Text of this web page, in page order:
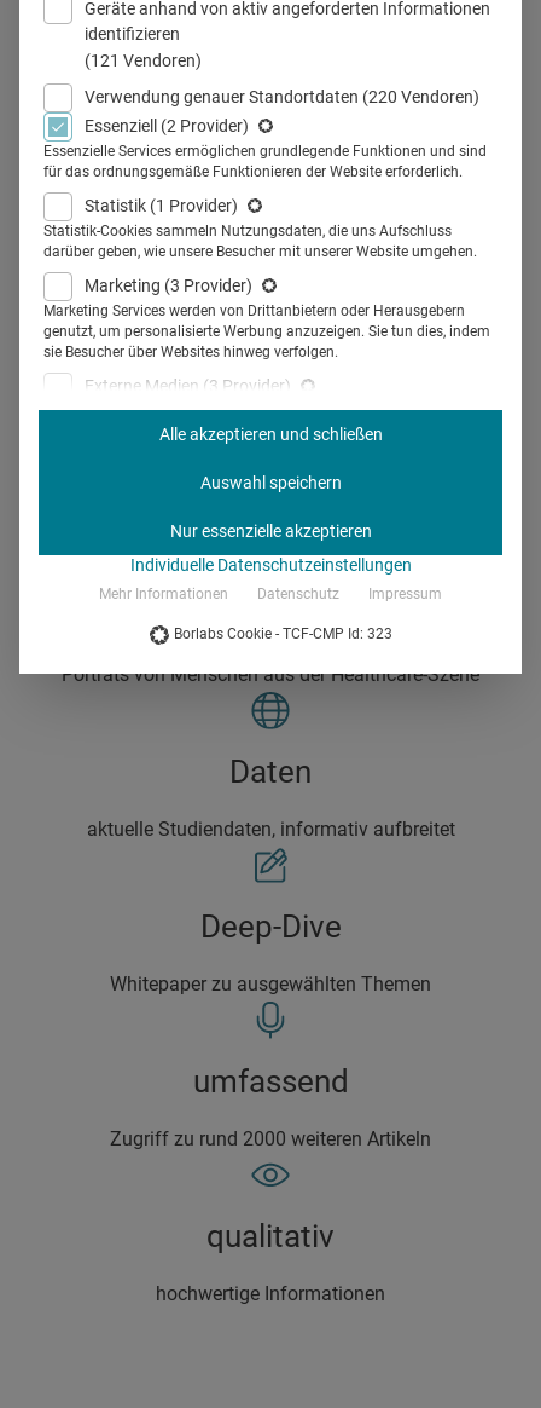
Sie interessieren sich für
Pharmamarketing?
informativ
Hintergrundstorys, Interviews und Case Studys
Daten über die Ärztinnen und Ärzte in Deutschland
persönlich
Porträts von Menschen aus der Healthcare-Szene
Daten
aktuelle Studiendaten, informativ aufbreitet
Deep-Dive
Whitepaper zu ausgewählten Themen
umfassend
Zugriff zu rund 2000 weiteren Artikeln
qualitativ
hochwertige Informationen
Geräte anhand von aktiv angeforderten Informationen
identifizieren
(121 Vendoren)
Verwendung genauer Standortdaten (220 Vendoren)
Essenziell
(2 Provider)
Essenzielle Services ermöglichen grundlegende Funktionen und sind
für das ordnungsgemäße Funktionieren der Website erforderlich.
Statistik (1 Provider)
Statistik-Cookies sammeln Nutzungsdaten, die uns Aufschluss
darüber geben, wie unsere Besucher mit unserer Website umgehen.
Marketing (3 Provider)
Marketing Services werden von Drittanbietern oder Herausgebern
genutzt, um personalisierte Werbung anzuzeigen. Sie tun dies, indem
sie Besucher über Websites hinweg verfolgen.
Externe Medien (3 Provider)
Inhalte von Videoplattformen und Social-Media-Plattformen werden
standardmäßig blockiert. Wenn externe Services akzeptiert werden, ist
Nicht-TCF-Standard
Alle akzeptieren und schließen
Auswahl speichern
Nur essenzielle akzeptieren
Individuelle Datenschutzeinstellungen
Mehr Informationen Datenschutz Impressum
Borlabs Cookie - TCF-CMP Id: 323